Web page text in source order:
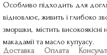
Особливо підходить для
відновлює, живить і глибоко
зморшки, містить високоякісні
макадамії та масло купуасу.
Доставка
Оплата